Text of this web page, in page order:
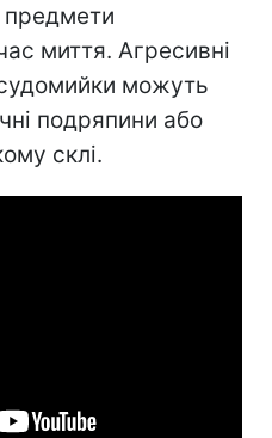
предмети
миття. Агресивні
можуть
подряпини або
склі.